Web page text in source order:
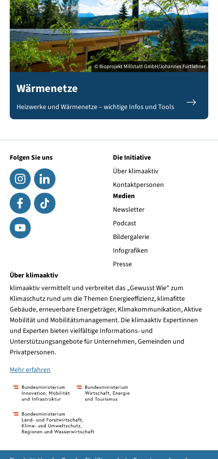
© Bioprojekt Millstatt GmbH/Johannes Furtlehner
Wärmenetze
Heizwerke und Wärmenetze – wichtige Infos und Tools
Folgen Sie uns
Die Initiative
Über klimaaktiv
Kontaktpersonen
Medien
Newsletter
Podcast
Bildergalerie
Infografiken
Presse
Über klimaaktiv
klimaaktiv vermittelt und verbreitet das „Gewusst Wie“ zum
Klimaschutz rund um die Themen Energieeffizienz, klimafitte
Gebäude, erneuerbare Energieträger, Klimakommunikation, Aktive
Mobilität und Mobilitätsmanagement. Die klimaaktiv Expertinnen
und Experten bieten vielfältige Informations- und
Unterstützungsangebote für Unternehmen, Gemeinden und
Privatpersonen.
Mehr erfahren